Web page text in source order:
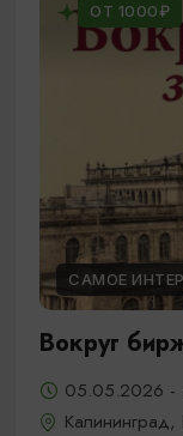
ОТ 1000₽
САМОЕ
Вокруг
05.05.2026 -
Калининград,